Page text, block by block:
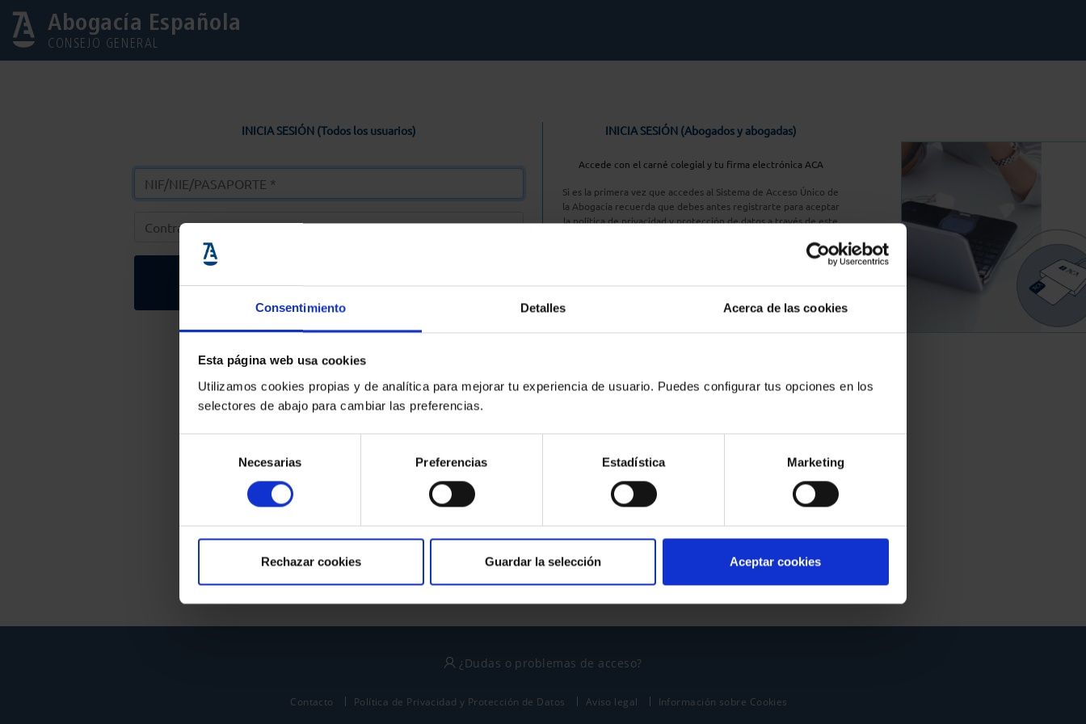
Consentimiento Detalles Acerca de las cookies
Esta página web usa cookies
Utilizamos cookies propias y de analítica para mejorar tu experiencia de usuario. Puedes configurar tus opciones en los
selectores de abajo para cambiar las preferencias.
consentimiento
Necesarias Preferencias Estadística Marketing
Rechazar cookies Guardar la selección Aceptar cookies
Abogacía Española
CONSEJO GENERAL
INICIA SESIÓN (Todos los usuarios)
Entrar
Solicitar Contraseña
INICIA SESIÓN (Abogados y abogadas)
Accede con el carné colegial y tu firma electrónica ACA
Si es la primera vez que accedes al Sistema de Acceso Único de
la Abogacía recuerda que debes antes registrarte para aceptar
la política de privacidad y protección de datos a través de este
Entrar con ACA Plus
¿No tienes cuenta?
política de privacidad
y términos del servicio
¿Dudas o problemas de acceso?
Contacto Política de Privacidad y Protección de Datos Aviso legal Información sobre Cookies